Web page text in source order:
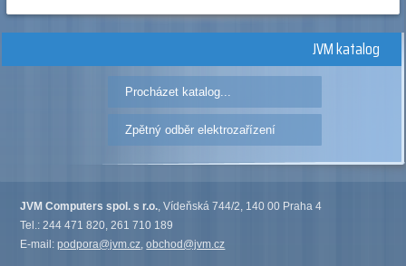
JVM katalog
Procházet katalog...
Zpětný odběr elektrozařízení
JVM Computers spol. s r.o., Vídeňská 744/2, 140 00 Praha 4
Tel.: 244 471 820, 261 710 189
E-mail:podpora@jvm.cz,obchod@jvm.cz